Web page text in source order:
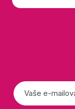
E-
mail